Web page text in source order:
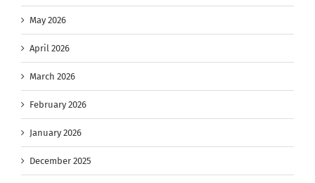
May 2026
April 2026
March 2026
February 2026
January 2026
December 2025